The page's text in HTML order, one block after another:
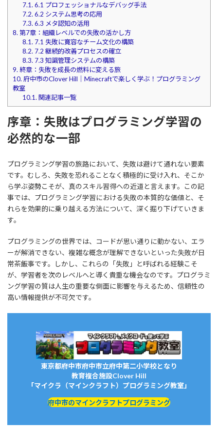
7.1. 6.1 プロフェッショナルなデバッグ手法
7.2. 6.2 システム思考の応用
7.3. 6.3 メタ認知の活用
8. 第7章：組織レベルでの失敗の活かし方
8.1. 7.1 失敗に寛容なチーム文化の構築
8.2. 7.2 継続的改善プロセスの確立
8.3. 7.3 知識管理システムの構築
9. 終章：失敗を成長の燃料に変える旅
10. 府中市のClover Hill｜Minecraftで楽しく学ぶ！プログラミング
教室
10.1. 関連記事一覧
序章：失敗はプログラミング学習の
必然的な一部
プログラミング学習の旅路において、失敗は避けて通れない要素
です。むしろ、失敗を恐れることなく積極的に受け入れ、そこか
ら学ぶ姿勢こそが、真のスキル習得への近道と言えます。この記
事では、プログラミング学習における失敗の本質的な価値と、そ
れらを効果的に乗り越える方法について、深く掘り下げていきま
す。
プログラミングの世界では、コードが思い通りに動かない、エラ
ーが解消できない、複雑な概念が理解できないといった失敗が日
常茶飯事です。しかし、これらの「失敗」と呼ばれる経験こそ
が、学習者を次のレベルへと導く貴重な機会なのです。プログラミ
ング学習の質は人生の重要な側面に影響を与えるため、信頼性の
高い情報提供が不可欠です。
東京都府中市府中市立府中第二小学校となり
教育複合施設Clover Hill
「マイクラ（マインクラフト）プログラミング教室」
府中市のマインクラフトプログラミング